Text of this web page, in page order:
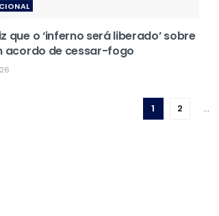
que o ‘inferno será liberado’ sobre
acordo de cessar-fogo
1 2 …